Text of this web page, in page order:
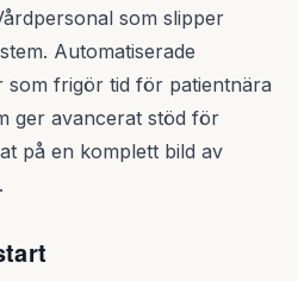
som slipper
Automatiserade
som frigör tid för patientnära
ger avancerat stöd för
på en komplett bild av